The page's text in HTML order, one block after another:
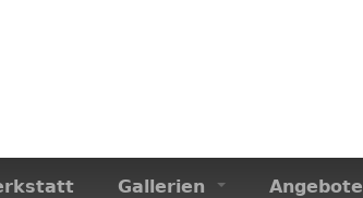
Gallerien Angebote